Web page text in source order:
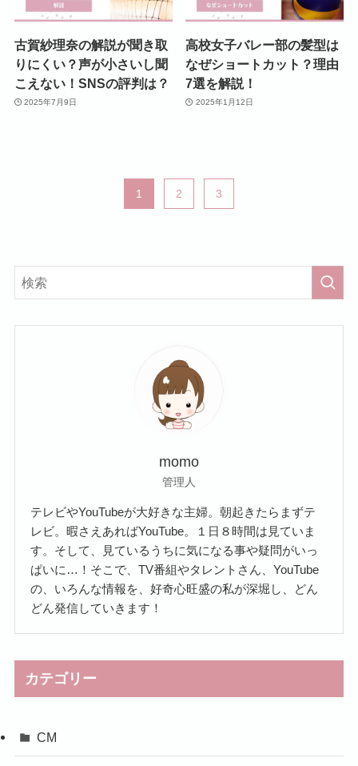
古賀紗理奈の解説が聞き取
りにくい？声が小さいし聞
こえない！SNSの評判は？
2025年7月9日
高校女子バレー部の髪型は
なぜショートカット？理由
7選を解説！
2025年1月12日
1 2 3
momo
管理人
テレビやYouTubeが大好きな主婦。朝起きたらまずテ
レビ。暇さえあればYouTube。１日８時間は見ていま
す。そして、見ているうちに気になる事や疑問がいっ
ぱいに…！そこで、TV番組やタレントさん、YouTube
の、いろんな情報を、好奇心旺盛の私が深堀し、どん
どん発信していきます！
カテゴリー
CM